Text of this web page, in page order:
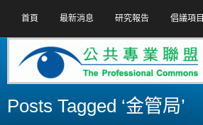
首頁 最新消息 研究報告 倡議項目
Posts Tagged ‘金管局’